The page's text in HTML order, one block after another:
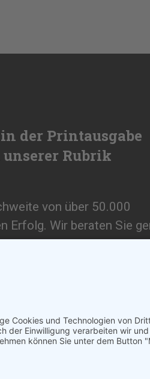
der Printausgabe
Rubrik
von über 50.000
Erfolg. Wir beraten Sie
individuelles Angebot.
stade.de